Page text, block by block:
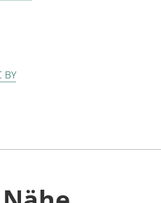
BY